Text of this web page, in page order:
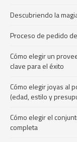
Descubriendo la
Proceso de pedido
Cómo elegir un
clave para el éxito
Cómo elegir joyas al
(edad, estilo y
Cómo elegir el
completa